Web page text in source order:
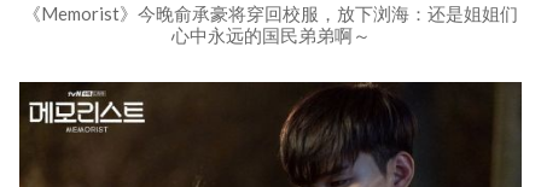
《Memorist》今晚俞承豪将穿回校服，放下浏海：还是姐姐们
心中永远的国民弟弟啊～